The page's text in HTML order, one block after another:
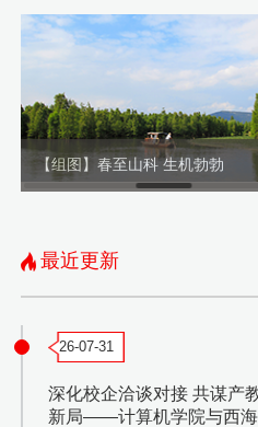
【组图】春至山科 生机勃勃
最近更新
26-07-31
深化校企洽谈对接 共谋产
新局——计算机学院与西海